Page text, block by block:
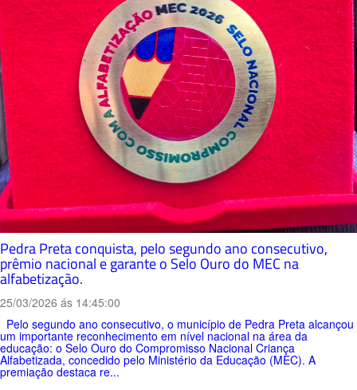
Pedra Preta conquista, pelo segundo ano consecutivo,
prêmio nacional e garante o Selo Ouro do MEC na
alfabetização.
25/03/2026 ás 14:45:00
Pelo segundo ano consecutivo, o município de Pedra Preta alcançou
um importante reconhecimento em nível nacional na área da
educação: o Selo Ouro do Compromisso Nacional Criança
Alfabetizada, concedido pelo Ministério da Educação (MEC). A
premiação destaca re...